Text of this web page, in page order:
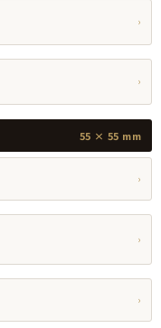
›
›
55 × 55 mm
›
›
›